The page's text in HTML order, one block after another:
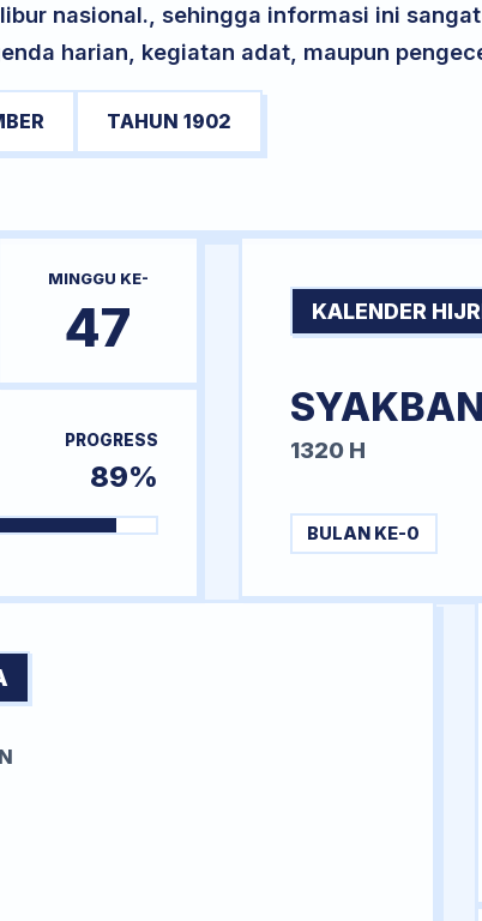
nasional., sehingga informasi ini
harian, kegiatan adat, maupun
TAHUN 1902
MINGGU KE-
47
PROGRESS
89%
KALENDER
SYAKBAN
1320 H
BULAN KE-0